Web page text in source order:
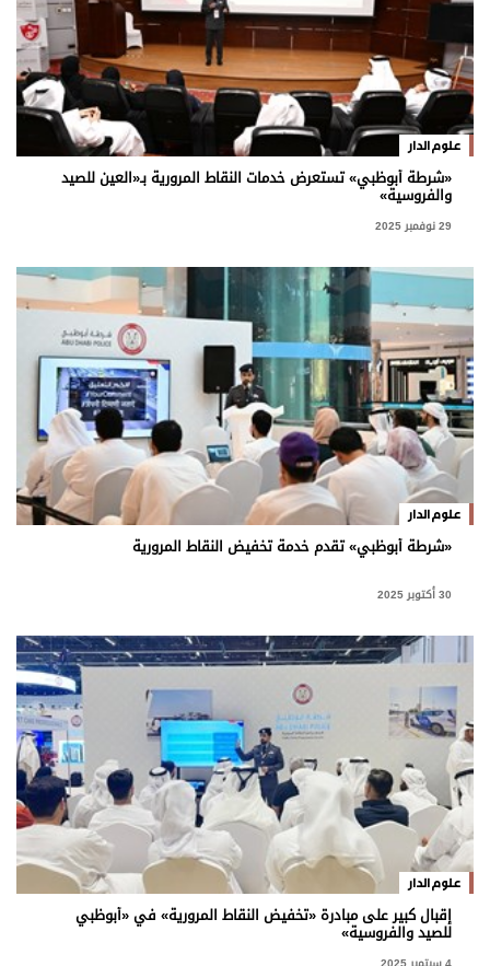
علوم الدار
«شرطة أبوظبي» تستعرض خدمات النقاط المرورية بـ«العين للصيد
والفروسية»
29 نوفمبر 2025
علوم الدار
«شرطة أبوظبي» تقدم خدمة تخفيض النقاط المرورية
30 أكتوبر 2025
علوم الدار
إقبال كبير على مبادرة «تخفيض النقاط المرورية» في «أبوظبي
للصيد والفروسية»